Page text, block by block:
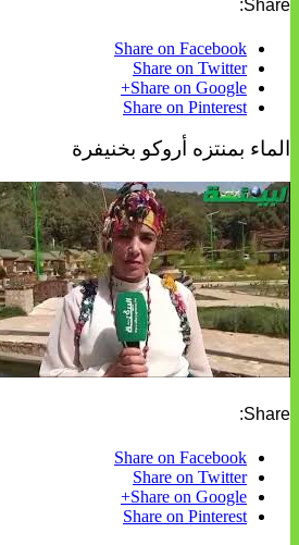
Share:
Share on Facebook
Share on Twitter
Share on Google+
Share on Pinterest
الماء بمنتزه أروكو بخنيفرة
Share:
Share on Facebook
Share on Twitter
Share on Google+
Share on Pinterest